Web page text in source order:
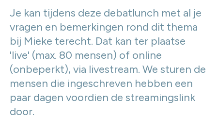
Je kan tijdens deze debatlunch met al je
vragen en bemerkingen rond dit thema
bij Mieke terecht. Dat kan ter plaatse
'live' (max. 80 mensen) of online
(onbeperkt), via livestream. We sturen de
mensen die ingeschreven hebben een
paar dagen voordien de streamingslink
door.